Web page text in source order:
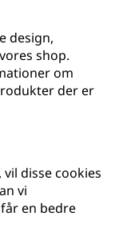
design,
shop.
om
der er
disse cookies
vi
en bedre